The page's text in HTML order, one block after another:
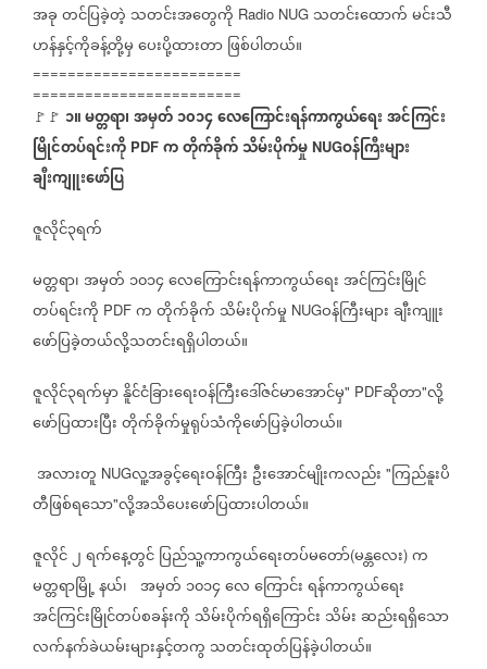
အခုတင်ပြခဲ့တဲ့ သတင်းအတွေကို Radio NUG သတင်းထောက်မင်းသီ
ဟန်နှင့်ကိုခန့်တို့မှပေးပို့ထားတာဖြစ်ပါတယ်။
========================
========================
🚩🚩 ၁။ မတ္တရာ၊အမှတ်၁၀၁၄လေကြောင်းရန်ကာကွယ်ရေးအင်ကြင်း
မြိုင်တပ်ရင်းကို PDF ကတိုက်ခိုက်သိမ်းပိုက်မှု NUGဝန်ကြီးများ
ချီးကျူးဖော်ပြ
ဇူလိုင်၃ရက်
မတ္တရာ၊အမှတ် ၁၀၁၄လေကြောင်းရန်ကာကွယ်ရေးအင်ကြင်းမြိုင်
တပ်ရင်းကို PDF ကတိုက်ခိုက် သိမ်းပိုက်မှု NUGဝန်ကြီးများချီးကျူး
ဖော်ပြခဲ့တယ်လို့သတင်းရရှိပါတယ်။
ဇူလိုင်၃ရက်မှာနိူင်ငံခြားရေးဝန်ကြီးဒေါ်ဇင်မာအောင်မှ" PDFဆိုတာ"လို့
ဖော်ပြထားပြီးတိုက်ခိုက်မှုရုပ်သံကိုဖော်ပြခဲ့ပါတယ်။
အလားတူ NUGလူ့အခွင့်ရေးဝန်ကြီး ဦးအောင်မျိုးကလည်း "ကြည်နူးပိ
တီဖြစ်ရသော"လို့အသိပေးဖော်ပြထားပါတယ်။
ဇူလိုင်၂ရက်နေ့တွင်ပြည်သူ့ကာကွယ်ရေးတပ်မတော်(မန္တလေး) က
မတ္တရာမြို့နယ်၊ အမှတ် ၁၀၁၄လေကြောင်းရန်ကာကွယ်ရေး
အင်ကြင်းမြိုင်တပ်စခန်းကို သိမ်းပိုက်ရရှိကြောင်း သိမ်းဆည်းရရှိသော
လက်နက်ခဲယမ်းများနှင့်တကွ သတင်းထုတ်ပြန်ခဲ့ပါတယ်။